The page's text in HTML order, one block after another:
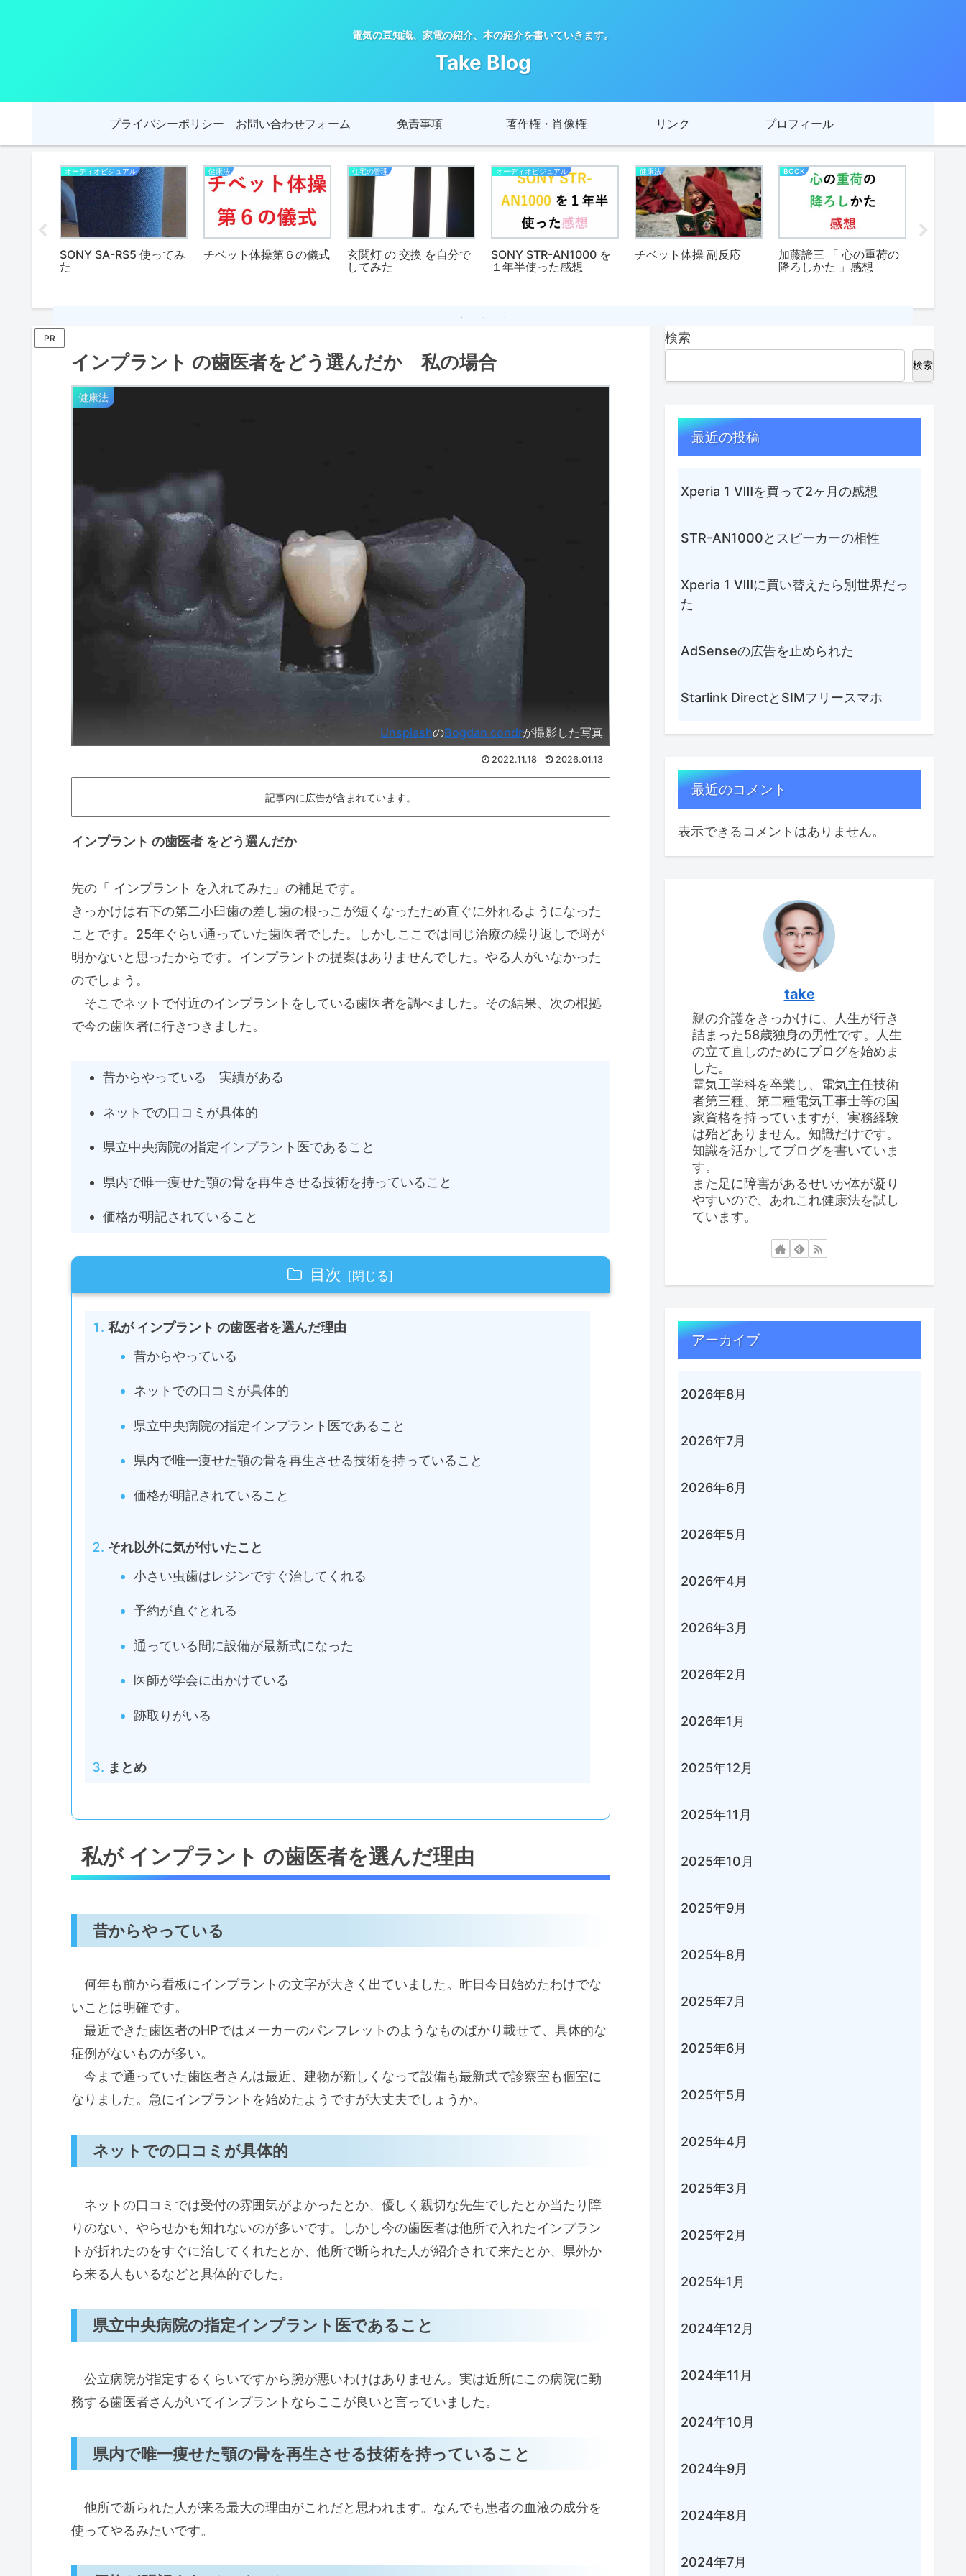
電気の豆知識、家電の紹介、本の紹介を書いていきます。
Take Blog
プライバシーポリシー お問い合わせフォーム 免責事項 著作権・肖像権 リンク プロフィール
オーディオビジュアル
SONY SA-RS5 使ってみ
た
健康法
チベット体操第６の儀式
住宅の管理
玄関灯 の 交換 を自分で
してみた
オーディオビジュアル
SONY STR-AN1000 を
１年半使った感想
健康法
チベット体操 副反応
BOOK
加藤諦三 「 心の重荷の
降ろしかた 」感想
PR
インプラント の歯医者をどう選んだか 私の場合
健康法
UnsplashのBogdan condrが撮影した写真
2022.11.18 2026.01.13
記事内に広告が含まれています。
インプラント の歯医者 をどう選んだか
先の「 インプラント を入れてみた」の補足です。
きっかけは右下の第二小臼歯の差し歯の根っこが短くなったため直ぐに外れるようになった
ことです。25年ぐらい通っていた歯医者でした。しかしここでは同じ治療の繰り返しで埒が
明かないと思ったからです。インプラントの提案はありませんでした。やる人がいなかった
のでしょう。
そこでネットで付近のインプラントをしている歯医者を調べました。その結果、次の根拠
で今の歯医者に行きつきました。
昔からやっている 実績がある
ネットでの口コミが具体的
県立中央病院の指定インプラント医であること
県内で唯一痩せた顎の骨を再生させる技術を持っていること
価格が明記されていること
目次
私が インプラント の歯医者を選んだ理由
昔からやっている
ネットでの口コミが具体的
県立中央病院の指定インプラント医であること
県内で唯一痩せた顎の骨を再生させる技術を持っていること
価格が明記されていること
それ以外に気が付いたこと
小さい虫歯はレジンですぐ治してくれる
予約が直ぐとれる
通っている間に設備が最新式になった
医師が学会に出かけている
跡取りがいる
まとめ
私が インプラント の歯医者を選んだ理由
昔からやっている
何年も前から看板にインプラントの文字が大きく出ていました。昨日今日始めたわけでな
いことは明確です。
最近できた歯医者のHPではメーカーのパンフレットのようなものばかり載せて、具体的な
症例がないものが多い。
今まで通っていた歯医者さんは最近、建物が新しくなって設備も最新式で診察室も個室に
なりました。急にインプラントを始めたようですが大丈夫でしょうか。
ネットでの口コミが具体的
ネットの口コミでは受付の雰囲気がよかったとか、優しく親切な先生でしたとか当たり障
りのない、やらせかも知れないのが多いです。しかし今の歯医者は他所で入れたインプラン
トが折れたのをすぐに治してくれたとか、他所で断られた人が紹介されて来たとか、県外か
ら来る人もいるなどと具体的でした。
県立中央病院の指定インプラント医であること
公立病院が指定するくらいですから腕が悪いわけはありません。実は近所にこの病院に勤
務する歯医者さんがいてインプラントならここが良いと言っていました。
県内で唯一痩せた顎の骨を再生させる技術を持っていること
他所で断られた人が来る最大の理由がこれだと思われます。なんでも患者の血液の成分を
使ってやるみたいです。
検索
検索
最近の投稿
Xperia 1 Ⅷを買って2ヶ月の感想
STR-AN1000とスピーカーの相性
Xperia 1 Ⅷに買い替えたら別世界だっ
た
AdSenseの広告を止められた
Starlink DirectとSIMフリースマホ
最近のコメント
表示できるコメントはありません。
take
親の介護をきっかけに、人生が行き
詰まった58歳独身の男性です。人生
の立て直しのためにブログを始めま
した。
電気工学科を卒業し、電気主任技術
者第三種、第二種電気工事士等の国
家資格を持っていますが、実務経験
は殆どありません。知識だけです。
知識を活かしてブログを書いていま
す。
また足に障害があるせいか体が凝り
やすいので、あれこれ健康法を試し
ています。
アーカイブ
2026年8月
2026年7月
2026年6月
2026年5月
2026年4月
2026年3月
2026年2月
2026年1月
2025年12月
2025年11月
2025年10月
2025年9月
2025年8月
2025年7月
2025年6月
2025年5月
2025年4月
2025年3月
2025年2月
2025年1月
2024年12月
2024年11月
2024年10月
2024年9月
2024年8月
2024年7月